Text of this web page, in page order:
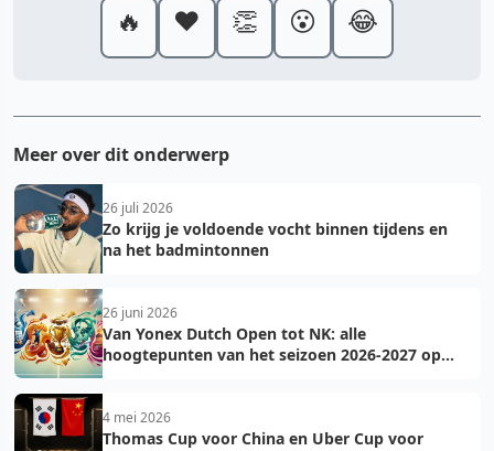
🔥 ❤️ 👏 😮 😂
Meer over dit onderwerp
26 juli 2026
Zo krijg je voldoende vocht binnen tijdens en
na het badmintonnen
26 juni 2026
Van Yonex Dutch Open tot NK: alle
hoogtepunten van het seizoen 2026-2027 op
4 mei 2026
Thomas Cup voor China en Uber Cup voor